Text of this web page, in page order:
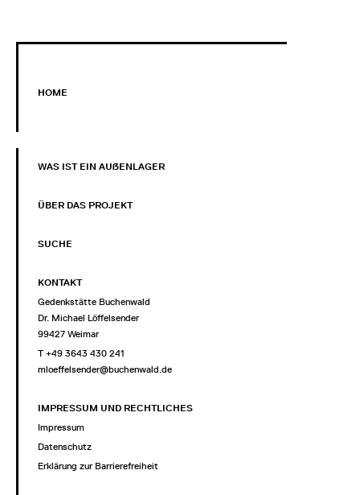
HOME
WAS IST EIN AUẞENLAGER
ÜBER DAS PROJEKT
SUCHE
KONTAKT
Gedenkstätte Buchenwald
Dr. Michael Löffelsender
99427 Weimar
T +49 3643 430 241
mloeffelsender@buchenwald.de
IMPRESSUM UND RECHTLICHES
Impressum
Datenschutz
Erklärung zur Barrierefreiheit